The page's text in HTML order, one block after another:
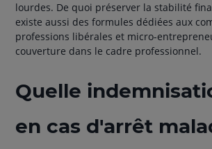
lourdes. De quoi préserver la stabilité
existe aussi des formules dédiées aux
professions libérales et micro-
couverture dans le cadre professionnel.
Quelle
en cas d'arrêt